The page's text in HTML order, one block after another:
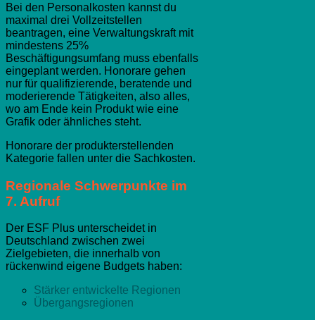
Bei den Personalkosten kannst du
maximal drei Vollzeitstellen
beantragen, eine Verwaltungskraft mit
mindestens 25%
Beschäftigungsumfang muss ebenfalls
eingeplant werden. Honorare gehen
nur für qualifizierende, beratende und
moderierende Tätigkeiten, also alles,
wo am Ende kein Produkt wie eine
Grafik oder ähnliches steht.
Honorare der produkterstellenden
Kategorie fallen unter die Sachkosten.
Regionale Schwerpunkte im
7. Aufruf
Der ESF Plus unterscheidet in
Deutschland zwischen zwei
Zielgebieten, die innerhalb von
rückenwind eigene Budgets haben:
Stärker entwickelte Regionen
Übergangsregionen